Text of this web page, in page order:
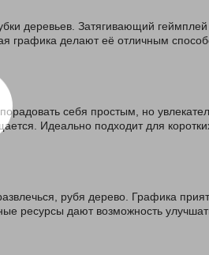
деревьев. Затягивающий
графика делают её отличным
себя простым, но
Идеально подходит для
рубя дерево. Графика
ресурсы дают возможность